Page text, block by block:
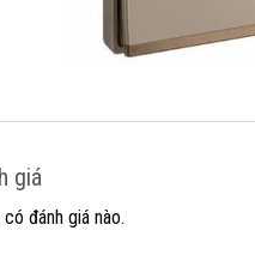
giá
có đánh giá nào.